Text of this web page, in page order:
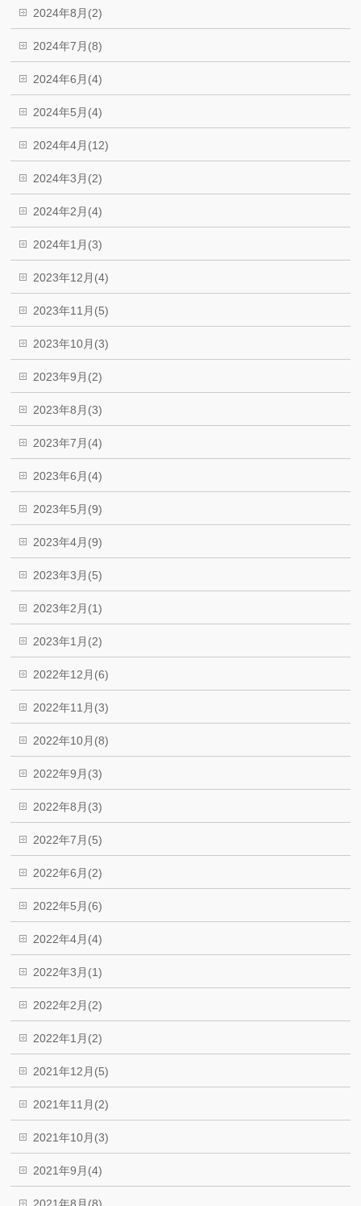
2024年8月(2)
2024年7月(8)
2024年6月(4)
2024年5月(4)
2024年4月(12)
2024年3月(2)
2024年2月(4)
2024年1月(3)
2023年12月(4)
2023年11月(5)
2023年10月(3)
2023年9月(2)
2023年8月(3)
2023年7月(4)
2023年6月(4)
2023年5月(9)
2023年4月(9)
2023年3月(5)
2023年2月(1)
2023年1月(2)
2022年12月(6)
2022年11月(3)
2022年10月(8)
2022年9月(3)
2022年8月(3)
2022年7月(5)
2022年6月(2)
2022年5月(6)
2022年4月(4)
2022年3月(1)
2022年2月(2)
2022年1月(2)
2021年12月(5)
2021年11月(2)
2021年10月(3)
2021年9月(4)